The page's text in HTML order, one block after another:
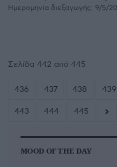
Ημερομηνία διεξαγωγής: 9/5/
Σελίδα 442 από 445
436 437 438 439
443 444 445
MOOD OF THE DAY